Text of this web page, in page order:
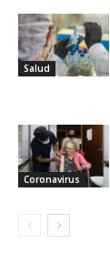
Salud
Coronavirus